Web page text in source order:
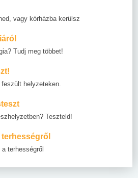
vagy kórházba kerülsz
Tudj meg többet!
helyzeteken.
Teszteld!
terhességről